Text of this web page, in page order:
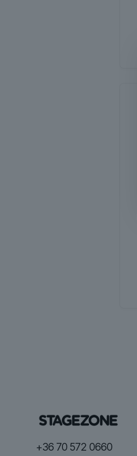
+36 70 572 0660